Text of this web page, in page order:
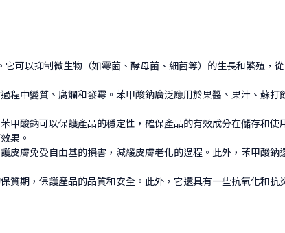
可以抑制微生物（如霉菌、酵母菌、細菌等）的生長和繁殖，
程中變質、腐爛和發霉。苯甲酸鈉廣泛應用於果醬、果汁、蘇打
甲酸鈉可以保護產品的穩定性，確保產品的有效成分在儲存和使
果。
皮膚免受自由基的損害，減緩皮膚老化的過程。此外，苯甲酸鈉
質期，保護產品的品質和安全。此外，它還具有一些抗氧化和抗